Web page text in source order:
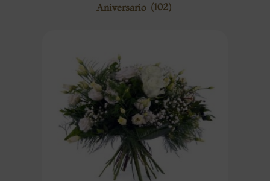
Aniversario (102)